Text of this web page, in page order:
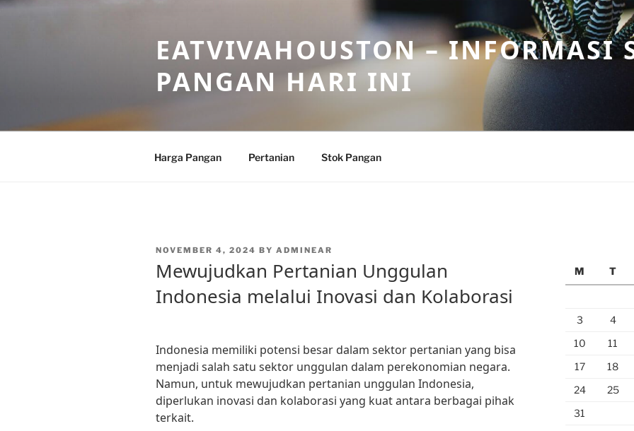
Skip
EATVIVAHOUSTON – INFORMASI
PANGAN HARI INI
Harga Pangan Pertanian Stok Pangan
POSTED
NOVEMBER 4, 2024 BY ADMINEAR
Mewujudkan Pertanian Unggulan
Indonesia melalui Inovasi dan Kolaborasi
Indonesia memiliki potensi besar dalam sektor pertanian yang bisa
menjadi salah satu sektor unggulan dalam perekonomian negara.
Namun, untuk mewujudkan pertanian unggulan Indonesia,
diperlukan inovasi dan kolaborasi yang kuat antara berbagai pihak
terkait.
M
T
3
4
10
11
17
18
24
25
31